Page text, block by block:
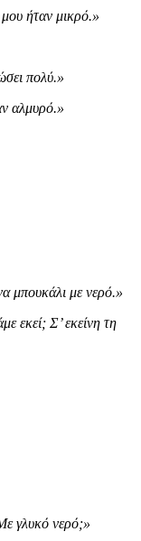
ήταν μικρό.»
πολύ.»
αλμυρό.»
μπουκάλι με νερό.»
εκεί; Σ’ εκείνη τη
γλυκό νερό;»